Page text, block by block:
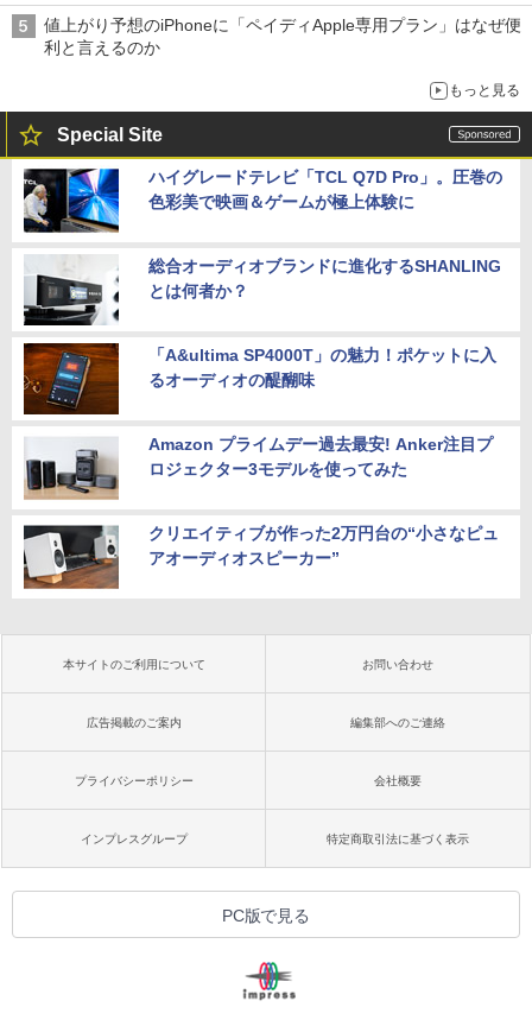
値上がり予想のiPhoneに「ペイディApple専用プラン」はなぜ便
利と言えるのか
もっと見る
Special Site
ハイグレードテレビ「TCL Q7D Pro」。圧巻の
色彩美で映画＆ゲームが極上体験に
総合オーディオブランドに進化するSHANLING
とは何者か？
「A&ultima SP4000T」の魅力！ポケットに入
るオーディオの醍醐味
Amazon プライムデー過去最安! Anker注目プ
ロジェクター3モデルを使ってみた
クリエイティブが作った2万円台の“小さなピュ
アオーディオスピーカー”
本サイトのご利用について お問い合わせ
広告掲載のご案内 編集部へのご連絡
プライバシーポリシー 会社概要
インプレスグループ 特定商取引法に基づく表示
PC版で見る